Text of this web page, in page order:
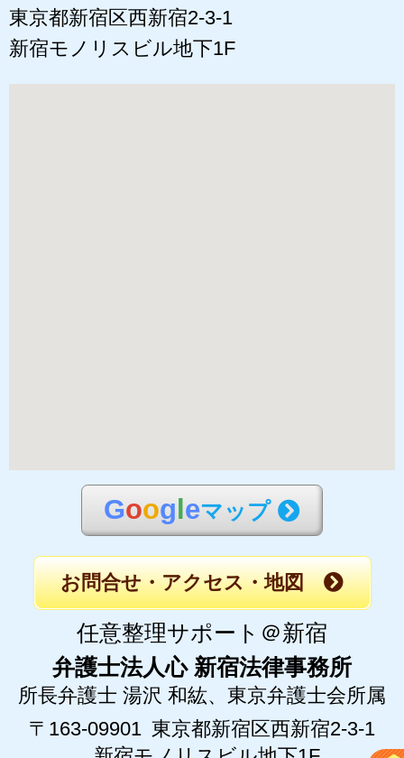
東京都新宿区西新宿2-3-1
新宿モノリスビル地下1F
Googleマップ
お問合せ・アクセス・地図
任意整理サポート＠新宿
弁護士法人心 新宿法律事務所
所長弁護士 湯沢 和紘、 東京弁護士会所属
〒163-09901 東京都新宿区西新宿2-3-1